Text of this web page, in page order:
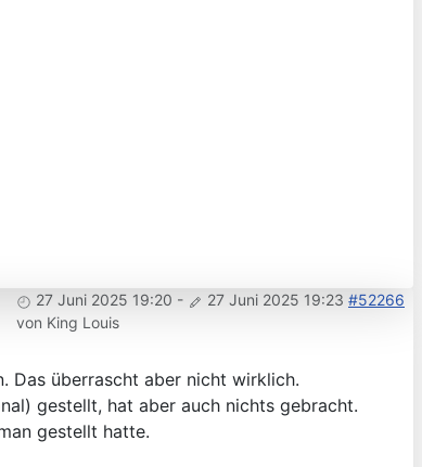
27 Juni 2025 19:20 - 27 Juni 2025 19:23 #52266
von King Louis
Das überrascht aber nicht wirklich.
gestellt, hat aber auch nichts gebracht.
gestellt hatte.